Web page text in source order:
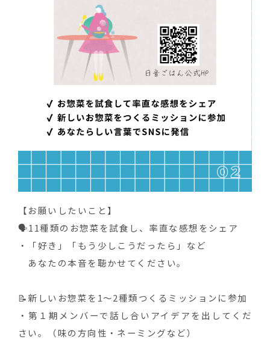
【お願いしたいこと】
🗣️11種類のお惣菜を試食し、率直な感想をシェア
・「好き」「もう少しこうだったら」など
あなたの本音を聴かせてください。
📝新しいお惣菜を1〜2種類つくるミッションに参加
・第１期メンバーで話し合いアイデアを出してくだ
さい。（味の方向性・ネーミングなど）